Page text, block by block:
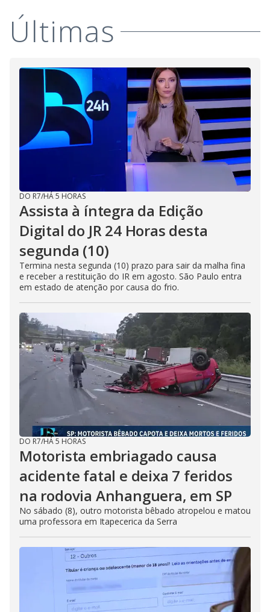
Últimas
DO R7/HÁ 5 HORAS
Assista à íntegra da Edição
Digital do JR 24 Horas desta
segunda (10)
Termina nesta segunda (10) prazo para sair da malha fina
e receber a restituição do IR em agosto. São Paulo entra
em estado de atenção por causa do frio.
DO R7/HÁ 5 HORAS
Motorista embriagado causa
acidente fatal e deixa 7 feridos
na rodovia Anhanguera, em SP
No sábado (8), outro motorista bêbado atropelou e matou
uma professora em Itapecerica da Serra